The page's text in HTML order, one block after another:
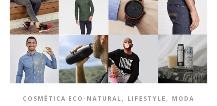
COSMÉTICA ECO-NATURAL, LIFESTYLE , MODA